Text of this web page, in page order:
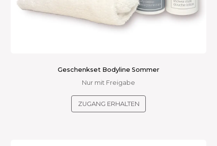
Geschenkset Bodyline Sommer
Nur mit Freigabe
ZUGANG ERHALTEN